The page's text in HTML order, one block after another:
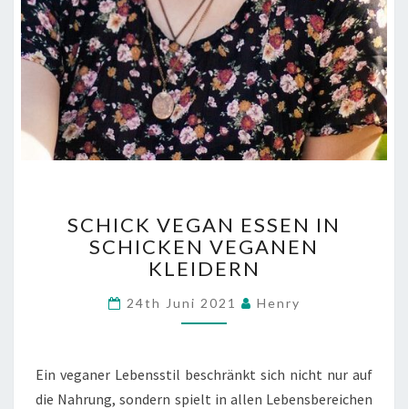
VEGAN
ESSEN
IN
VEGANEN
KLEIDERN
SCHICK VEGAN ESSEN IN
SCHICKEN VEGANEN
KLEIDERN
24th Juni 2021 Henry
Ein veganer Lebensstil beschränkt sich nicht nur auf
die Nahrung, sondern spielt in allen Lebensbereichen